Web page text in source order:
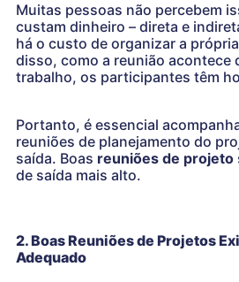
Muitas pessoas não percebem
custam dinheiro – direta e
há o custo de organizar a
disso, como a reunião acontece
trabalho, os participantes têm
Portanto, é essencial
reuniões de planejamento do
saída. Boas reuniões de projeto
de saída mais alto.
2. Boas Reuniões de Projetos
Adequado